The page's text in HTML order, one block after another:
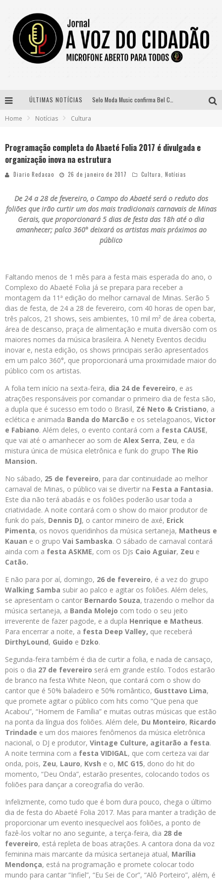
ÚLTIMAS NOTÍCIAS
Home Notícias Cultura
Programação completa do Abaeté Folia 2017 é divulgada e
organização inova na estrutura
Diario Redacao 26 de janeiro de 2017 Cultura Notícias
De 24 a 28 de fevereiro, o Campo do Abaeté será o reduto dos
foliões que irão curtir um dos mais tradicionais carnavais de Minas
Gerais, que proporcionará 5 dias de festa das 18h até o dia
amanhecer; palco 360° deixará os artistas mais próximos ao
público
Faltando menos de 1 mês para a festa mais esperada do ano, o
Complexo do Abaeté Folia já se prepara para receber a
montagem da 11ª edição do melhor carnaval de Minas. Serão 5
dias de festa, de 24 a 28 de fevereiro, com 40 horas de open bar,
três palcos, 21 shows, seis ambientes, 10 mil m² de área coberta,
área de descanso, praça de alimentação e muita diversão com os
maiores nomes da música brasileira. A Nenety Eventos decidiu
inovar e, nesta edição, os shows principais serão apresentados
em um palco 360°, que proporcionará uma proximidade maior do
público com os artistas.
A folia tem início na sexta-feira, dia 24 de fevereiro, e as
atrações responsáveis por comandar o primeiro dia de festa são,
a dupla que é sucesso em todo o Brasil, Zé Neto & Cristiano, a
eclética e animada Banda do Marcão e os setelagoanos, Victor
e Fabiano. Além deles, o evento contará com a festa CAUSE,
que vai até o amanhecer ao som de Alex Serra, Zeu, e da
mistura única de música eletrônica e funk do grupo The Rio
Mansion.
No sábado, 25 de fevereiro, para dar continuidade ao melhor
carnaval de Minas, o público vai se divertir na Festa a Fantasia.
Este dia não terá abadás e os foliões poderão usar toda a
criatividade. A noite contará com o show do maior produtor de
funk do país, Dennis DJ, o cantor mineiro de axé, Erick
Pimenta, os novos queridinhos da música sertaneja, Matheus e
Kauan e o grupo Vai Sambaska. O sábado de carnaval contará
ainda com a festa ASKME, com os DJs Caio Aguiar, Zeu e
Catão.
E não para por aí, domingo, 26 de fevereiro, é a vez do grupo
Walking Samba subir ao palco e agitar os foliões. Além deles,
se apresentam o cantor Bernardo Souza, trazendo o melhor da
música sertaneja, a Banda Molejo com todo o seu jeito
irreverente de fazer pagode, e a dupla Henrique e Matheus.
Para encerrar a noite, a festa Deep Valley, que receberá
DirthyLound, Guido e Dzko.
Segunda-feira também é dia de curtir a folia, e nada de cansaço,
pois o dia 27 de fevereiro será em grande estilo. Todos estarão
de branco na festa White Neon, que contará com o show do
cantor que é 50% baladeiro e 50% romântico, Gusttavo Lima,
que promete agitar o público com hits como “Que pena que
Acabou”, “Homem de Família” e muitas outras músicas que estão
na ponta da língua dos foliões. Além dele, Du Monteiro, Ricardo
Trindade e um dos maiores fenômenos da música eletrônica
nacional, o DJ e produtor, Vintage Culture, agitarão a festa.
A noite termina com a festa VIDIGAL, que com certeza vai dar
onda, pois, Zeu, Lauro, Kvsh e o, MC G15, dono do hit do
momento, “Deu Onda”, estarão presentes, colocando todos os
foliões para dançar a coreografia do verão.
Infelizmente, como tudo que é bom dura pouco, chega o último
dia de festa do Abaeté Folia 2017. Mas para manter a tradição de
proporcionar um evento inesquecível aos foliões, a ponto de
fazê-los voltar no ano seguinte, a terça-feira, dia 28 de
fevereiro, está repleta de boas atrações. A cantora dona da voz
feminina mais marcante da música sertaneja atual, Marília
Mendonça, está na programação e promete colocar todo
mundo para cantar “Infiel”, “Eu Sei de Cor”, “Alô Porteiro”, além, é